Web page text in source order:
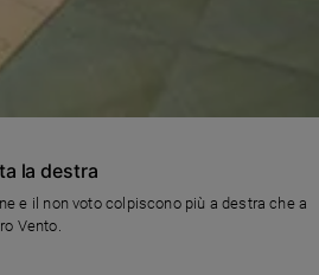
la destra
e il non voto colpiscono più a destra che a
Vento.